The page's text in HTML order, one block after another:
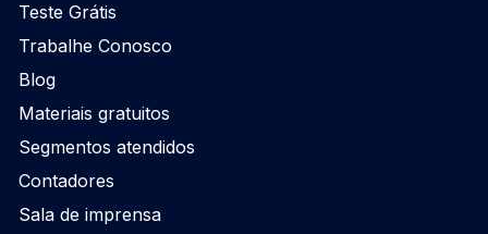
Teste Grátis
Trabalhe Conosco
Blog
Materiais gratuitos
Segmentos atendidos
Contadores
Sala de imprensa